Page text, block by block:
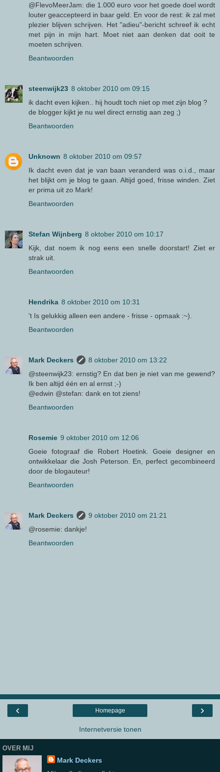
@FlevoMeerJam: die 1.000 euro voor het goede doel wordt
louter geaccepteerd in baar geld. En voor de rest: ik zal met
plezier blijven schrijven. Het "adieu"-bericht schreef ik echt
met pijn in mijn hart. Moet niet aan denken dat ooit te
moeten schrijven.
Beantwoorden
steenwijk23 8 oktober 2010 om 09:15
ik dacht even kijken.. hij houdt toch niet op met zijn blog ?
de blogger kijkt je nu wel direct ernstig aan zeg ;)
Beantwoorden
Unknown 8 oktober 2010 om 09:57
Ik dacht even dat je van baan veranderd was o.i.d., maar
het blijkt om je blog te gaan. Altijd goed, frisse winden. Ziet
er prima uit zo Mark!
Beantwoorden
Stefan Wijnberg 8 oktober 2010 om 10:17
Kijk, dat noem ik nog eens een snelle doorstart! Ziet er
strak uit.
Beantwoorden
Hendrika 8 oktober 2010 om 10:31
't Is gelukkig alleen een andere - frisse - opmaak :~).
Beantwoorden
Mark Deckers
8 oktober 2010 om 13:22
@steenwijk23: ernstig? En dat ben je niet van me gewend?
Ik ben altijd één en al ernst ;-)
@edwin @stefan: dank en tot ziens!
Beantwoorden
Rosemie 9 oktober 2010 om 12:06
Goeie fotograaf die Robert Hoetink. Goeie designer en
ontwikkelaar die Josh Peterson. En, perfect gecombineerd
door de blogauteur!
Beantwoorden
Mark Deckers
9 oktober 2010 om 21:21
@rosemie: dankje!
Beantwoorden
‹ ›
Homepage
Internetversie tonen
OVER MIJ
Mark Deckers